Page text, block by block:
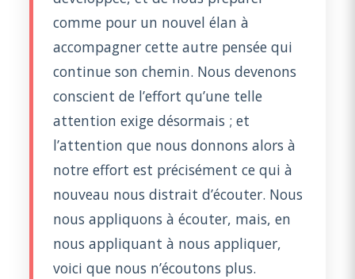
comme pour un nouvel élan à
accompagner cette autre pensée qui
continue son chemin. Nous devenons
conscient de l’effort qu’une telle
attention exige désormais ; et
l’attention que nous donnons alors à
notre effort est précisément ce qui à
nouveau nous distrait d’écouter. Nous
nous appliquons à écouter, mais, en
nous appliquant à nous appliquer,
voici que nous n’écoutons plus.